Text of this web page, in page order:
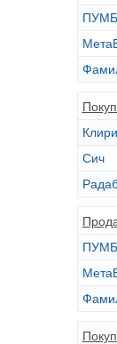
ПУМБ
Сич
ПУМБ